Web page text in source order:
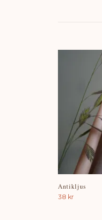
Antikljus
38 kr